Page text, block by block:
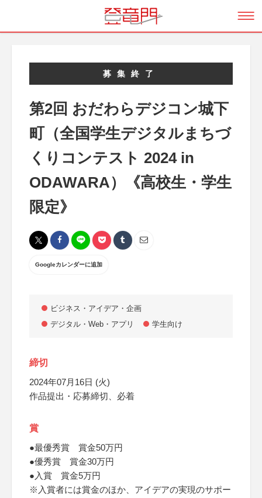
募集終了
第2回 おだわらデジコン城下
町（全国学生デジタルまちづ
くりコンテスト 2024 in
ODAWARA）《高校生・学生
限定》
Googleカレンダーに追加
ビジネス・アイデア・企画
デジタル・Web・アプリ
学生向け
締切
2024年07月16日 (火)
作品提出・応募締切、必着
賞
●最優秀賞 賞金50万円
●優秀賞 賞金30万円
●入賞 賞金5万円
※入賞者には賞金のほか、アイデアの実現のサポー